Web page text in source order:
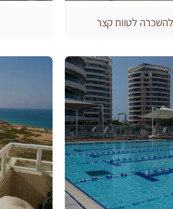
לטווח קצר